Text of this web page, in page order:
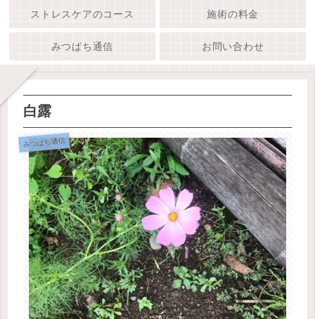
ストレスケアのコース 施術の料金
みつばち通信 お問い合わせ
白露
みつばち通信